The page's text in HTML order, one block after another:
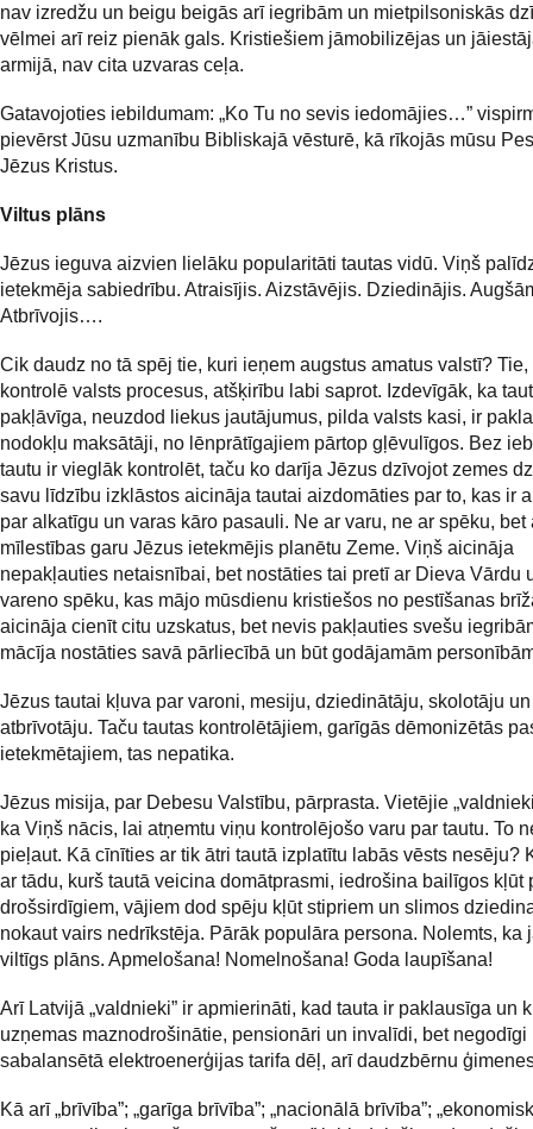
nav izredžu un beigu beigās arī iegribām un mietpilsoniskās
vēlmei arī reiz pienāk gals. Kristiešiem jāmobilizējas un
armijā, nav cita uzvaras ceļa.
Gatavojoties iebildumam: „Ko Tu no sevis iedomājies…”
pievērst Jūsu uzmanību Bibliskajā vēsturē, kā rīkojās mūsu
Jēzus Kristus.
Viltus plāns
Jēzus ieguva aizvien lielāku popularitāti tautas vidū. Viņš
ietekmēja sabiedrību. Atraisījis. Aizstāvējis. Dziedinājis.
Atbrīvojis….
Cik daudz no tā spēj tie, kuri ieņem augstus amatus valstī? Tie,
kontrolē valsts procesus, atšķirību labi saprot. Izdevīgāk, ka
pakļāvīga, neuzdod liekus jautājumus, pilda valsts kasi, ir
nodokļu maksātāji, no lēnprātīgajiem pārtop gļēvulīgos. Bez
tautu ir vieglāk kontrolēt, taču ko darīja Jēzus dzīvojot zemes
savu līdzību izklāstos aicināja tautai aizdomāties par to, kas ir
par alkatīgu un varas kāro pasauli. Ne ar varu, ne ar spēku, bet
mīlestības garu Jēzus ietekmējis planētu Zeme. Viņš aicināja
nepakļauties netaisnībai, bet nostāties tai pretī ar Dieva Vārdu
vareno spēku, kas mājo mūsdienu kristiešos no pestīšanas
aicināja cienīt citu uzskatus, bet nevis pakļauties svešu
mācīja nostāties savā pārliecībā un būt godājamām
Jēzus tautai kļuva par varoni, mesiju, dziedinātāju, skolotāju un
atbrīvotāju. Taču tautas kontrolētājiem, garīgās dēmonizētās
ietekmētajiem, tas nepatika.
Jēzus misija, par Debesu Valstību, pārprasta. Vietējie
ka Viņš nācis, lai atņemtu viņu kontrolējošo varu par tautu. To
pieļaut. Kā cīnīties ar tik ātri tautā izplatītu labās vēsts nesēju?
ar tādu, kurš tautā veicina domātprasmi, iedrošina bailīgos kļūt
drošsirdīgiem, vājiem dod spēju kļūt stipriem un slimos
nokaut vairs nedrīkstēja. Pārāk populāra persona. Nolemts, ka
viltīgs plāns. Apmelošana! Nomelnošana! Goda laupīšana!
Arī Latvijā „valdnieki” ir apmierināti, kad tauta ir paklausīga un
uzņemas maznodrošinātie, pensionāri un invalīdi, bet negodīgi
sabalansētā elektroenerģijas tarifa dēļ, arī daudzbērnu
Kā arī „brīvība”; „garīga brīvība”; „nacionālā brīvība”;